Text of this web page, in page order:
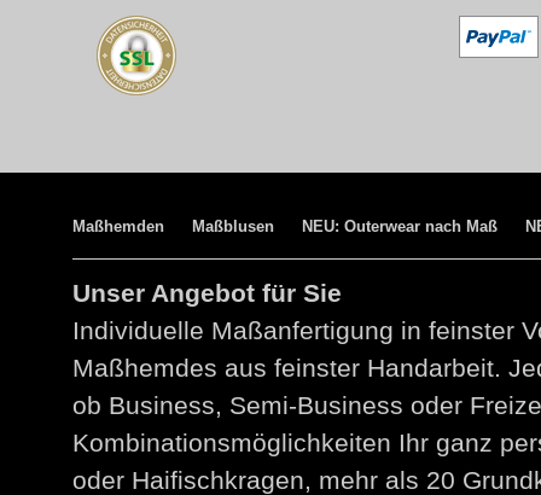
Maßhemden Maßblusen NEU: Outerwear nach Maß
Unser Angebot für Sie
Individuelle Maßanfertigung in feinster
Maßhemdes aus feinster Handarbeit.
ob Business, Semi-Business oder
Kombinationsmöglichkeiten Ihr ganz
oder Haifischkragen, mehr als 20